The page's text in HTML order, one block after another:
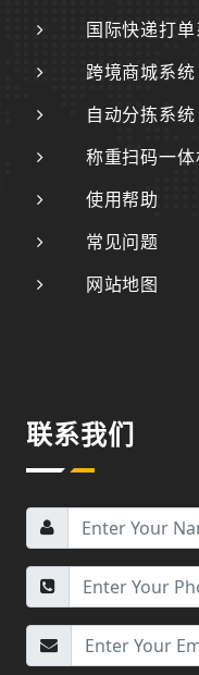
国际快递打
跨境商城系统
自动分拣系统
称重扫码一
使用帮助
常见问题
网站地图
联系我们